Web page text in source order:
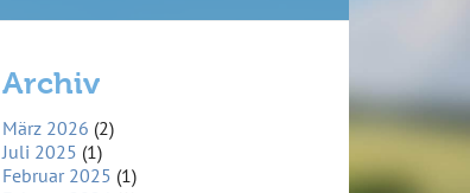
Archiv
März 2026 (2)
Juli 2025 (1)
Februar 2025 (1)